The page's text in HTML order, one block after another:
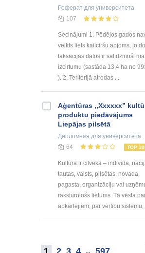
Реферат для университета
107
Secinājumi 1. Pēdējos gados
veikts liels kailciršu apjoms, jo
taksācijas datos ir salīdzinoši
izcirtumu (sastāda 13,4 ha no
). 2. Teritorijā atrodas ...
Aģentūras ,,Xxxxxx”
produktu piedāvājums
Liepājas pilsētā
Дипломная для университета
64
TOP
Kultūra ir cilvēka – indivīda,
tautas, valsts, pilsētas, novada,
pagasta, organizāciju vai
raksturojošs lielums. Tā vēsta
apkārtējiem, par vērtību sistēmu,
1 2 3 4 .. 597